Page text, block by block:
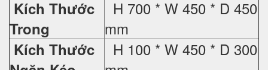
Kích Thước
Trong
H 700 * W 450 * D 450
mm
Kích Thước
H 100 * W 450 * D 300